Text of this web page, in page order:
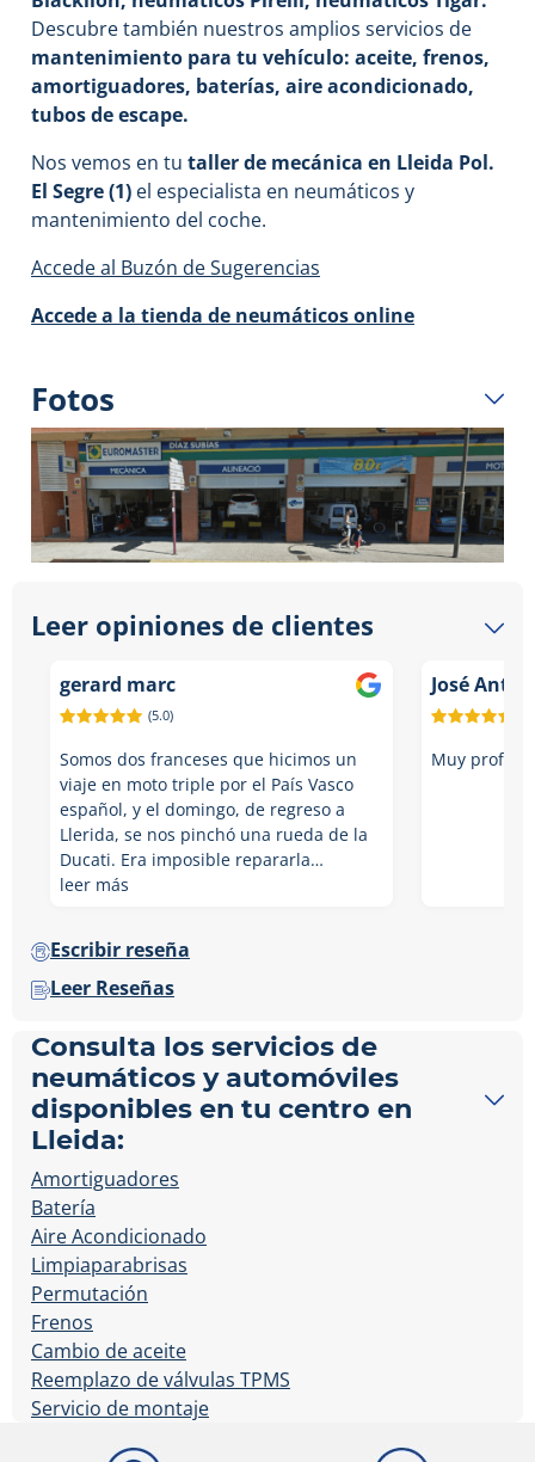
Descubre también nuestros amplios servicios de
mantenimiento para tu vehículo: aceite, frenos,
amortiguadores, baterías, aire acondicionado,
tubos de escape.
Nos vemos en tu taller de mecánica en Lleida Pol.
El Segre (1) el especialista en neumáticos y
mantenimiento del coche.
Accede al Buzón de Sugerencias
Accede a la tienda de neumáticos online
Fotos
Leer opiniones de clientes
gerard marc
(5.0)
Somos dos franceses que hicimos un
viaje en moto triple por el País Vasco
español, y el domingo, de regreso a
Llerida, se nos pinchó una rueda de la
Ducati. Era imposible repararla…
leer más
José
Muy
Escribir reseña
Leer Reseñas
Consulta los servicios de
neumáticos y automóviles
disponibles en tu centro en
Lleida:
Amortiguadores
Batería
Aire Acondicionado
Limpiaparabrisas
Permutación
Frenos
Cambio de aceite
Reemplazo de válvulas TPMS
Servicio de montaje